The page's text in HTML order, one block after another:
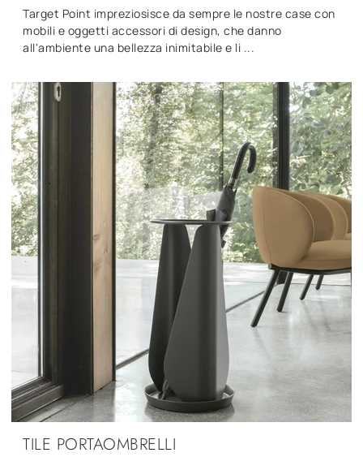
Target Point impreziosisce da sempre le nostre case con
mobili e oggetti accessori di design, che danno
all'ambiente una bellezza inimitabile e li ...
TILE PORTAOMBRELLI